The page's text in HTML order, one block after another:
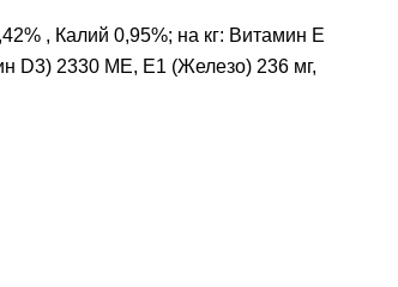
, Калий 0,95%; на кг: Витамин E
D3) 2330 МЕ, E1 (Железо) 236 мг,